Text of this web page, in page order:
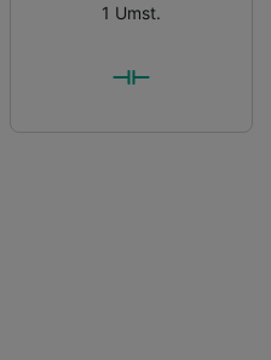
1 Umst.